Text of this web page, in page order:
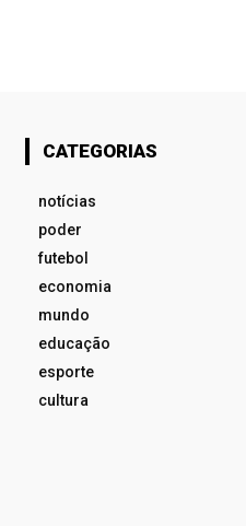
CATEGORIAS
notícias
poder
futebol
economia
mundo
educação
esporte
cultura